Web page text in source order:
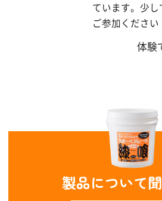
ています。少
ご参加ください
体験
製品について